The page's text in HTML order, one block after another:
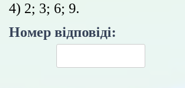
4) 2; 3; 6; 9.
Номер відповіді: